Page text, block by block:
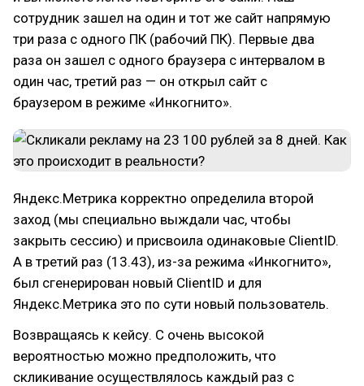
сотрудник зашел на один и тот же сайт напрямую
три раза с одного ПК (рабочий ПК). Первые два
раза он зашел с одного браузера с интервалом в
один час, третий раз — он открыл сайт с
браузером в режиме «Инкогнито».
Яндекс.Метрика корректно определила второй
заход (мы специально выждали час, чтобы
закрыть сессию) и присвоила одинаковые ClientID.
А в третий раз (13.43), из-за режима «Инкогнито»,
был сгенерирован новый ClientID и для
Яндекс.Метрика это по сути новый пользователь.
Возвращаясь к кейсу. С очень высокой
вероятностью можно предположить, что
скликивание осуществлялось каждый раз с